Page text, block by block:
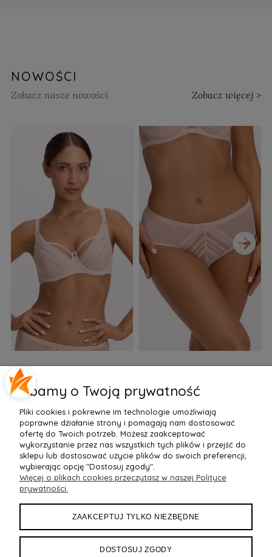
NOWOŚCI
Zobacz nasze nowości Zobacz więcej >
Biustonosz semi soft Gaia
BS 1395 Alicia Perłowy
155,99 zł
Do Koszyka »
77,99 zł
Do Koszyka »
›
POMOC
MOJE KONTO
PŁATNOŚCI I DOSTAWA
Dbamy o Twoją prywatność
Pliki cookies i pokrewne im technologie umożliwiają
poprawne działanie strony i pomagają nam dostosować
ofertę do Twoich potrzeb. Możesz zaakceptować
wykorzystanie przez nas wszystkich tych plików i przejść do
sklepu lub dostosować użycie plików do swoich preferencji,
wybierając opcję "Dostosuj zgody".
Więcej o plikach cookies przeczytasz w naszej Polityce
prywatności.
ZAAKCEPTUJ TYLKO NIEZBĘDNE
DOSTOSUJ ZGODY